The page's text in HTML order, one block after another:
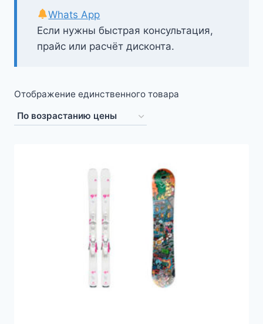
Если нужны быстрая консультация,
прайс или расчёт дисконта.
Whats App
Отображение единственного товара